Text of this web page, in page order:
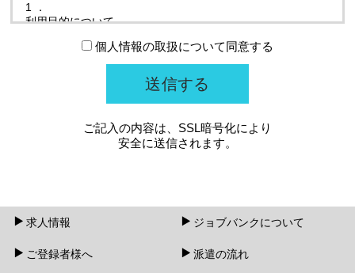
利用目的について
き、以下の目的のみに使用します。
登録に関する手続きのため。
本人様へのお仕事を提供するための判断情報。
上記に関するお問い合わせ対応のため。
き、本人の同意なく求人企業様、又は、第三者に提供
致しません。
個人情報の取扱について同意する
ご記入の内容は、SSL暗号化により
安全に送信されます。
求人情報 ジョブバンクについて
ご登録者様へ 派遣の流れ